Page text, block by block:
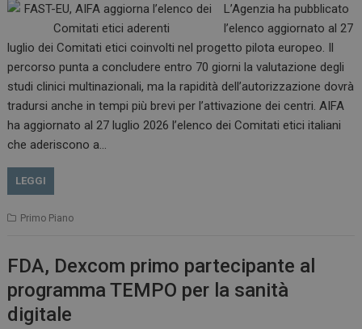
L’Agenzia ha pubblicato
l’elenco aggiornato al 27
luglio dei Comitati etici coinvolti nel progetto pilota europeo. Il
percorso punta a concludere entro 70 giorni la valutazione degli
studi clinici multinazionali, ma la rapidità dell’autorizzazione dovrà
tradursi anche in tempi più brevi per l’attivazione dei centri. AIFA
ha aggiornato al 27 luglio 2026 l’elenco dei Comitati etici italiani
che aderiscono a…
LEGGI
Primo Piano
FDA, Dexcom primo partecipante al
programma TEMPO per la sanità
digitale
NOME FORNITORE / DOMINIO
__Secure-ROLLOUT_TOKEN
.youtube.com